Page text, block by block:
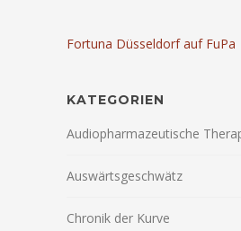
Fortuna Düsseldorf auf FuPa
KATEGORIEN
Audiopharmazeutische
Auswärtsgeschwätz
Chronik der Kurve